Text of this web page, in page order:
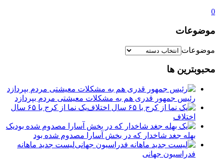
0
موضوعات
موضوعات
محبوبترین ها
رئیس جمهور قدری هم به مشکلات معیشتی مردم بپردازد
یک نما از کرج با ۶۵ سال
اختلاف
یک
بهله جغد شاخدار که در بخش آسارا مصدوم شده بود
لیست جدید ماهانه
فدراسیون جهانی